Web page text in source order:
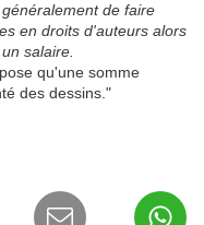
de faire
en droits d'auteurs alors
salaire.
qu'une somme
des dessins."